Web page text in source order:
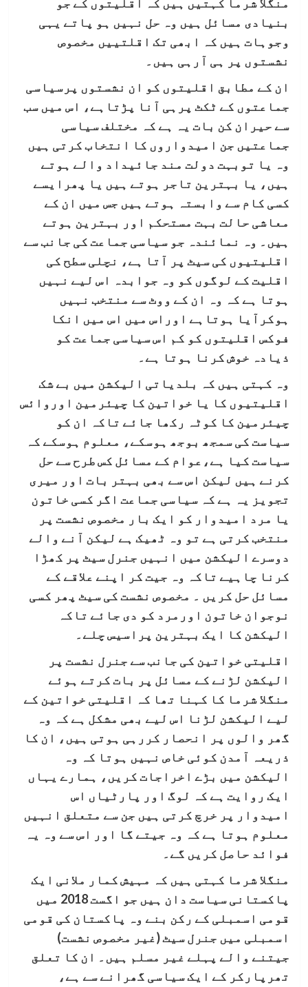
بنیادی مسائل ہیں وہ حل نہیں ہو پاتے یہی
وجوہات ہیں کہ ابھی تک اقلتییں مخصوص
نشستوں پر ہی آرہی ہیں۔
ان کے مطابق اقلیتوں کو ان نشستوں پرسیاسی
جماعتوں کے ٹکٹ پرہی آنا پڑتاہے، اس میں سب
سے حیران کن بات یہ ہے کہ مختلف سیاسی
جماعتیں جن امیدواروں کا انتخاب کرتی ہیں
وہ یا توبہت دولت مند جائیداد والے ہوتے
ہیں، یا بہترین تاجر ہوتے ہیں یا پھرایسے
کسی کام سے وابستہ ہوتے ہیں جس میں ان کے
معاشی حالت بہت مستحکم اور بہترین ہوتے
ہیں۔ وہ نمائندہ جو سیاسی جماعت کی جانب سے
اقلیتیوں کی سیٹ پر آتا ہے، نچلی سطح کی
اقلیت کے لوگوں کو وہ جوابدہ اس لیے نہیں
ہوتا ہے کہ وہ ان کے ووٹ سے منتخب نہیں
ہوکرآیا ہوتاہے اوراس میں اس میں انکا
فوکس اقلیتوں کو کم اس سیاسی جماعت کو
ذیادہ خوش کرنا ہوتا ہے۔
وہ کہتی ہیں کہ بلدیاتی الیکشن میں بے شک
اقلیتیوں کا یا خواتین کا چیئرمین اوروائس
چیئرمین کا کوٹہ رکھا جائے تاکہ ان کو
سیاست کی سمجھ بوجھ ہوسکے، معلوم ہوسکے کہ
سیاست کیا ہے،عوام کے مسائل کس طرح سے حل
کرنے ہیں لیکن اس سے بھی بہتر بات اور میری
تجویز یہ ہے کہ سیاسی جماعت اگر کسی خاتون
یا مرد امیدوار کو ایک بار مخصوص نشست پر
منتخب کرتی ہے تو وہ ٹھیک ہے لیکن آنے والے
دوسرے الیکشن میں انہیں جنرل سیٹ پر کھڑا
کرنا چاہیے تاکہ وہ جیت کر اپنے علاقے کے
مسائل حل کریں ۔ مخصوص نشست کی سیٹ پھر کسی
نوجوان خاتون اورمرد کو دی جائے تاکہ
الیکشن کا ایک بہترین پراسیس چلے۔
اقلیتی خواتین کی جانب سے جنرل نشست پر
الیکشن لڑنے کے مسائل پر بات کرتے ہوئے
منگلا شرما کا کہنا تھا کہ اقلیتی خواتین کے
لیے الیکشن لڑنا اس لیے بھی مشکل ہے کہ وہ
گھر والوں پر انحصار کررہی ہوتی ہیں، ان کا
ذریعہ آمدن کوئی خاص نہیں ہوتا کہ وہ
الیکشن میں بڑے اخراجات کریں، ہمارے یہاں
ایک روایت ہے کہ لوگ اور پارٹیاں اس
امیدوار پر خرچ کرتی ہیں جن سے متعلق انہیں
معلوم ہوتا ہے کہ وہ جیتے گا اور اس سے وہ یہ
فوائد حاصل کریں گے۔
منگلا شرما کہتی ہیں کہ مہیش کمار ملانی ایک
پاکستانی سیاست دان ہیں جو اگست 2018 میں
قومی اسمبلی کے رکن بنے وہ پاکستان کی قومی
اسمبلی میں جنرل سیٹ (غیر مخصوص نشست)
جیتنے والے پہلے غیر مسلم ہیں۔ ان کا تعلق
تھرپارکر کے ایک سیاسی گھرانے سے ہے،